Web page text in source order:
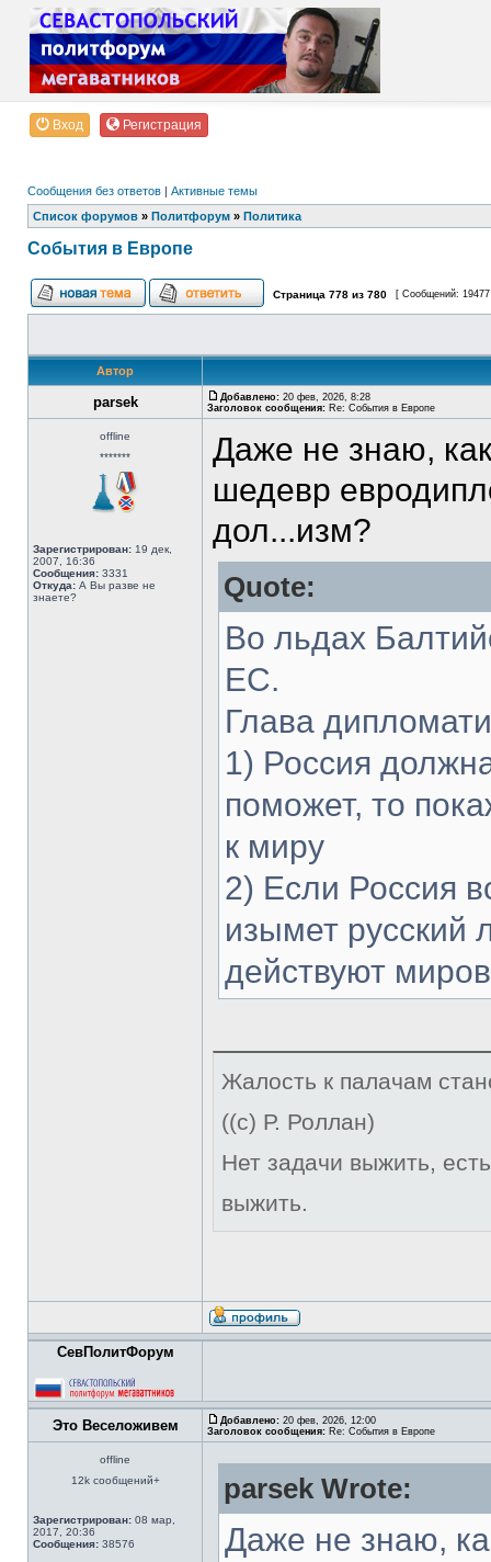
Вход Регистрация
Сообщения без ответов | Активные темы
Список форумов » Политфорум » Политика
События в Европе
Страница 778 из 780 [ Сообщений:
Автор
parsek Добавлено: 20 фев, 2026, 8:28
Заголовок сообщения: Re: События в Европе
offline
*******
Зарегистрирован: 19 дек,
2007, 16:36
Сообщения: 3331
Откуда: А Вы разве не
знаете?
Даже не знаю,
шедевр
дол...изм?
Quote:
Во льдах
ЕС.
Глава
1) Россия
поможет, то
к миру
2) Если Россия
изымет русский
действуют
Жалость к палачам
((с) Р. Роллан)
Нет задачи выжить,
выжить.
СевПолитФорум
Это Веселоживем Добавлено: 20 фев, 2026, 12:00
Заголовок сообщения: Re: События в Европе
offline
12k сообщений+
Зарегистрирован: 08 мар,
2017, 20:36
Сообщения: 38576
parsek Wrote:
Даже не знаю,